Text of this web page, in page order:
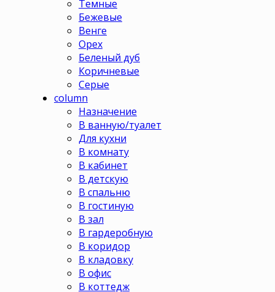
Темные
Бежевые
Венге
Орех
Беленый дуб
Коричневые
Серые
column
Назначение
В ванную/туалет
Для кухни
В комнату
В кабинет
В детскую
В спальню
В гостиную
В зал
В гардеробную
В коридор
В кладовку
В офис
В коттедж